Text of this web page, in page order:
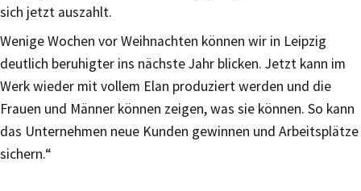
sich jetzt auszahlt.
Wenige Wochen vor Weihnachten können wir in Leipzig
deutlich beruhigter ins nächste Jahr blicken. Jetzt kann im
Werk wieder mit vollem Elan produziert werden und die
Frauen und Männer können zeigen, was sie können. So kann
das Unternehmen neue Kunden gewinnen und Arbeitsplätze
sichern.“